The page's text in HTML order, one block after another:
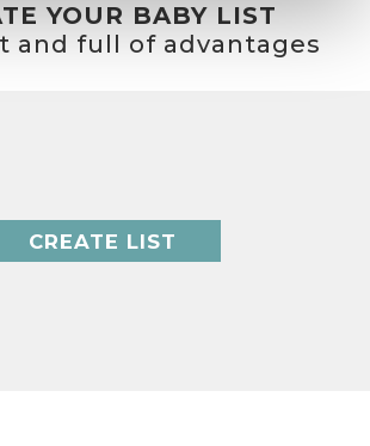
YOUR BABY LIST
and full of advantages
CREATE LIST